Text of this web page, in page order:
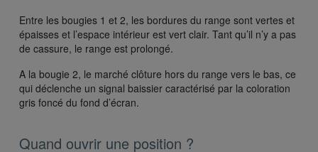
Entre les bougies 1 et 2, les bordures du range sont vertes et
épaisses et l’espace intérieur est vert clair. Tant qu’il n’y a pas
de cassure, le range est prolongé.
A la bougie 2, le marché clôture hors du range vers le bas, ce
qui déclenche un signal baissier caractérisé par la coloration
gris foncé du fond d’écran.
Quand ouvrir une position ?